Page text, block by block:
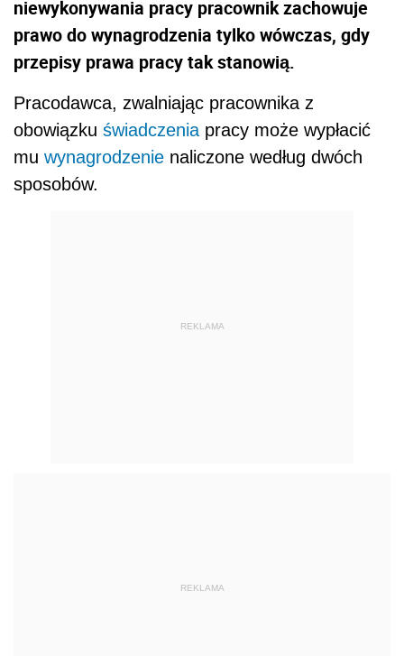
niewykonywania pracy pracownik zachowuje
prawo do wynagrodzenia tylko wówczas, gdy
przepisy prawa pracy tak stanowią.
Pracodawca, zwalniając pracownika z
obowiązku świadczeniapracy może wypłacić
mu wynagrodzenie naliczone według dwóch
sposobów.
REKLAMA
REKLAMA